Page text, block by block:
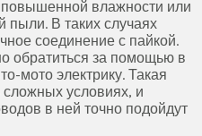
влажности или
пыли. В таких случаях
соединение с пайкой.
обратиться за помощью в
мото электрику. Такая
сложных условиях, и
в ней точно подойдут